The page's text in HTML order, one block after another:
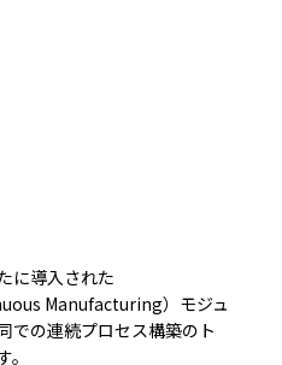
に導入された
Manufacturing）モジュ
での連続プロセス構築のト